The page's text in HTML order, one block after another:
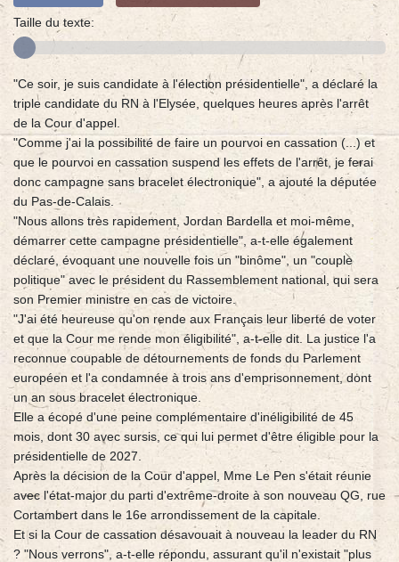
Taille du texte:
"Ce soir, je suis candidate à l'élection présidentielle", a déclaré la
triple candidate du RN à l'Elysée, quelques heures après l'arrêt
de la Cour d'appel.
"Comme j'ai la possibilité de faire un pourvoi en cassation (...) et
que le pourvoi en cassation suspend les effets de l'arrêt, je ferai
donc campagne sans bracelet électronique", a ajouté la députée
du Pas-de-Calais.
"Nous allons très rapidement, Jordan Bardella et moi-même,
démarrer cette campagne présidentielle", a-t-elle également
déclaré, évoquant une nouvelle fois un "binôme", un "couple
politique" avec le président du Rassemblement national, qui sera
son Premier ministre en cas de victoire.
"J'ai été heureuse qu'on rende aux Français leur liberté de voter
et que la Cour me rende mon éligibilité", a-t-elle dit. La justice l'a
reconnue coupable de détournements de fonds du Parlement
européen et l'a condamnée à trois ans d'emprisonnement, dont
un an sous bracelet électronique.
Elle a écopé d'une peine complémentaire d'inéligibilité de 45
mois, dont 30 avec sursis, ce qui lui permet d'être éligible pour la
présidentielle de 2027.
Après la décision de la Cour d'appel, Mme Le Pen s'était réunie
avec l'état-major du parti d'extrême-droite à son nouveau QG, rue
Cortambert dans le 16e arrondissement de la capitale.
Et si la Cour de cassation désavouait à nouveau la leader du RN
? "Nous verrons", a-t-elle répondu, assurant qu'il n'existait "plus